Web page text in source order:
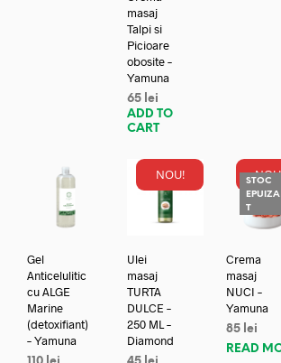
masaj
Talpi si
Picioare
obosite –
Yamuna
65 lei
ADD TO
CART
Gel
Anticelulitic
cu ALGE
Marine
(detoxifiant)
– Yamuna
NOU!
Ulei
masaj
TURTA
DULCE –
250 ML –
Diamond
STOC
EPUIZA
T
Crema
masaj
NUCI –
Yamuna
85 lei
READ